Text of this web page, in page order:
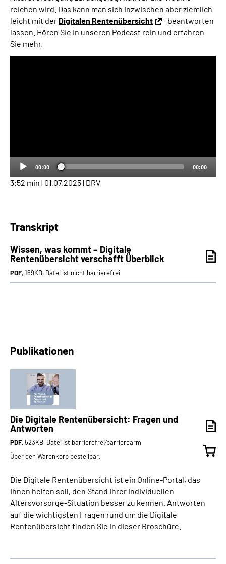
Mein Kundenportal
reichen wird. Das kann man sich inzwischen aber ziemlich
leicht mit der Digitalen Rentenübersicht
beantworten
lassen. Hören Sie in unseren Podcast rein und erfahren
Sie mehr.
00:00 00:00
3:52 min | 01.07.2025 | DRV
Transkript
Wissen, was kommt – Digitale
Rentenübersicht verschafft Überblick
PDF, 169KB, Datei ist nicht barrierefrei
Publikationen
Die Digitale Rentenübersicht: Fragen und
Antworten
PDF, 523KB, Datei ist barrierefrei⁄barrierearm
Über den Warenkorb bestellbar.
Die Digitale Rentenübersicht ist ein Online-Portal, das
Ihnen helfen soll, den Stand Ihrer individuellen
Altersvorsorge-Situation besser zu kennen. Antworten
auf die wichtigsten Fragen rund um die Digitale
Rentenübersicht finden Sie in dieser Broschüre.